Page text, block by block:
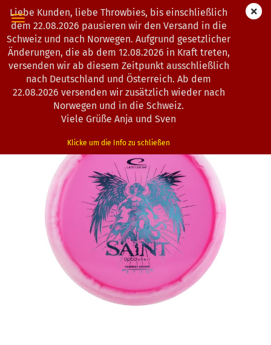
Liebe Kunden, liebe Throwbies, bis einschließlich
dem 22.08.2026 pausieren wir den Versand in die
Schweiz und nach Norwegen. Aufgrund gesetzlicher
Änderungen, die ab dem 12.08.2026 in Kraft treten,
versenden wir ab diesem Zeitpunkt ausschließlich
nach Deutschland und Österreich. Ab dem
22.08.2026 versenden wir zusätzlich wieder nach
Norwegen und in die Schweiz.
Viele Grüße Anja und Sven
Klicke um die Info zu schließen
« Erster « zurück weiter »
Letzter »
Artikel in dieser Kategorie
Latitude 64° | Saint | Opto | Orbit
0203253 )